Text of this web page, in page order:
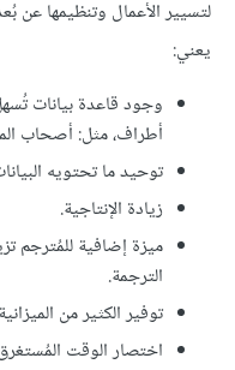
لتسيير الأعمال وتنظيمها عن
يعني:
وجود قاعدة بيانات
أطراف، مثل: أصحاب
توحيد ما تحتويه
زيادة الإنتاجية.
ميزة إضافية للمُترجم
الترجمة.
توفير الكثير من
اختصار الوقت